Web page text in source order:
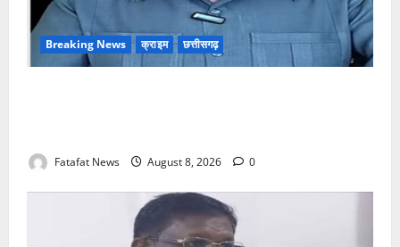
Breaking News क्राइम छत्तीसगढ़
Fatafat News August 8, 2026 0